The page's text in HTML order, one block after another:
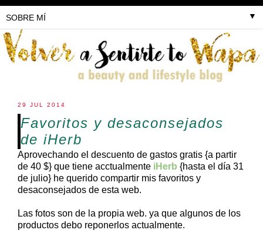
▼
29 JUL 2014
Favoritos y desaconsejados
de iHerb
Aprovechando el descuento de gastos gratis {a partir
de 40 $} que tiene acctualmente iHerb {hasta el día 31
de julio} he querido compartir mis favoritos y
desaconsejados de esta web.
Las fotos son de la propia web. ya que algunos de los
productos debo reponerlos actualmente.